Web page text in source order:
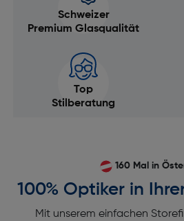
Schweizer
Premium Glasqualität
Top
Stilberatung
160 Mal in
100% Optiker in
Mit unserem einfachen